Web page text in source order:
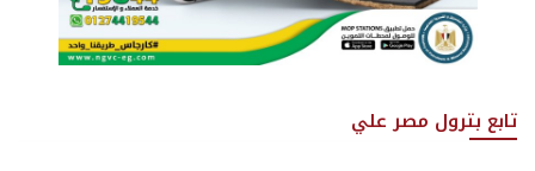
تابع بترول مصر علي